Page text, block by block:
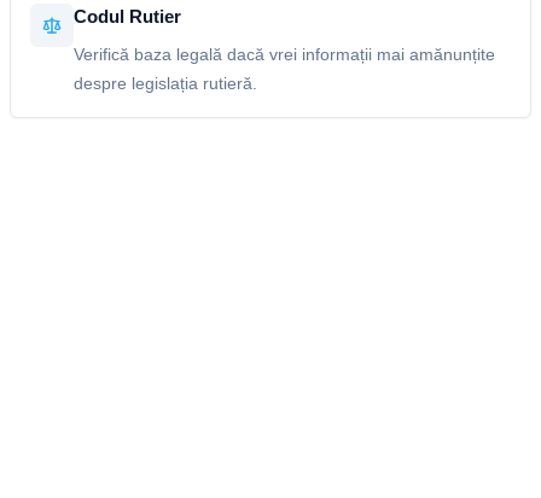
Codul Rutier
Verifică baza legală dacă vrei informații mai amănunțite
despre legislația rutieră.